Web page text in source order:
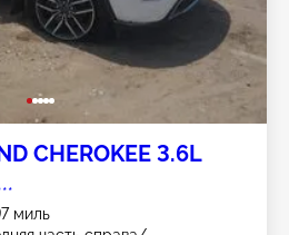
CHEROKEE 3.6L
миль